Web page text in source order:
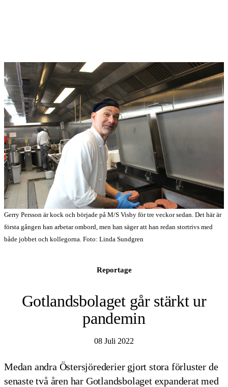
Gerry Persson är kock och började på M/S Visby för tre veckor sedan. Det här är
första gången han arbetar ombord, men han säger att han redan stortrivs med
både jobbet och kollegorna. Foto: Linda Sundgren
Reportage
Gotlandsbolaget går stärkt ur
pandemin
08 Juli 2022
Medan andra Östersjörederier gjort stora förluster de
senaste två åren har Gotlandsbolaget expanderat med